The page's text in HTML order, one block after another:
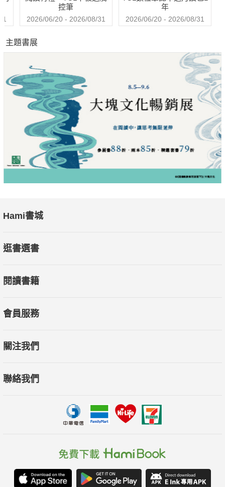
新職場：變身搶手人才，就看8個關鍵字、40個熱門職務
國際工作：站上世界舞台！3個台灣人最有機會的海外職場
創業與創新：發明工作，是門好生意
前瞻對話：拓展你的視野，與大師放眼未來
控筆
2026/06/20 - 2026/08/31
年
2026/06/20 - 2026/08/31
主題書展
Hami書城
逛書選書
閱讀書籍
會員服務
關注我們
聯絡我們